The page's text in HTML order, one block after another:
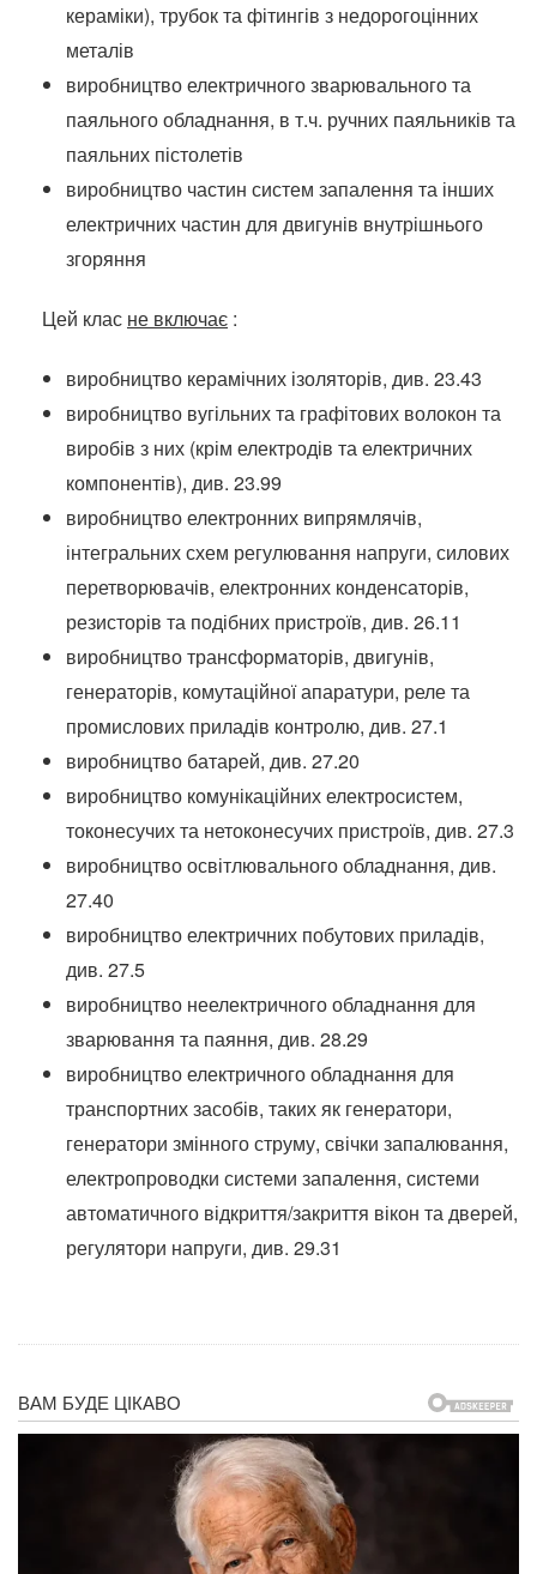
кераміки), трубок та фітингів з недорогоцінних
металів
виробництво електричного зварювального та
паяльного обладнання, в т.ч. ручних паяльників та
паяльних пістолетів
виробництво частин систем запалення та інших
електричних частин для двигунів внутрішнього
згоряння
Цей клас не включає :
виробництво керамічних ізоляторів, див. 23.43
виробництво вугільних та графітових волокон та
виробів з них (крім електродів та електричних
компонентів), див. 23.99
виробництво електронних випрямлячів,
інтегральних схем регулювання напруги, силових
перетворювачів, електронних конденсаторів,
резисторів та подібних пристроїв, див. 26.11
виробництво трансформаторів, двигунів,
генераторів, комутаційної апаратури, реле та
промислових приладів контролю, див. 27.1
виробництво батарей, див. 27.20
виробництво комунікаційних електросистем,
токонесучих та нетоконесучих пристроїв, див. 27.3
виробництво освітлювального обладнання, див.
27.40
виробництво електричних побутових приладів,
див. 27.5
виробництво неелектричного обладнання для
зварювання та паяння, див. 28.29
виробництво електричного обладнання для
транспортних засобів, таких як генератори,
генератори змінного струму, свічки запалювання,
електропроводки системи запалення, системи
автоматичного відкриття/закриття вікон та дверей,
регулятори напруги, див. 29.31